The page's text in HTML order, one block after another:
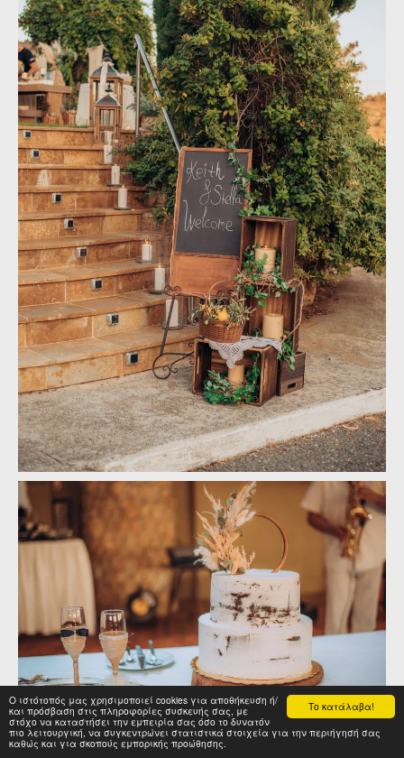
Το κατάλαβα!
Ο ιστότοπός μας χρησιμοποιεί cookies για αποθήκευση ή/
και πρόσβαση στις πληροφορίες συσκευής σας, με
στόχο να καταστήσει την εμπειρία σας όσο το δυνατόν
πιο λειτουργική, να συγκεντρώνει στατιστικά στοιχεία για την περιήγησή σας
καθώς και για σκοπούς εμπορικής προώθησης.